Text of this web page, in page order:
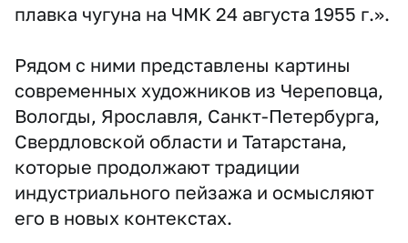
плавка чугуна на ЧМК 24 августа 1955 г.».
Рядом с ними представлены картины
современных художников из Череповца,
Вологды, Ярославля, Санкт-Петербурга,
Свердловской области и Татарстана,
которые продолжают традиции
индустриального пейзажа и осмысляют
его в новых контекстах.